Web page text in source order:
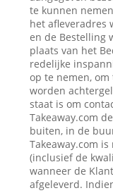
te kunnen
het afleveradres
en de Bestelling
plaats van het
redelijke
op te nemen,
worden
staat is om
Takeaway.com
buiten, in de
Takeaway.com
(inclusief de
wanneer de
afgeleverd.